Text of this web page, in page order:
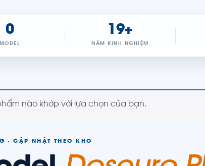
0
MODEL
19+
NĂM KINH NGHIỆM
nào khớp với lựa chọn của bạn.
· CẬP NHẬT THEO KHO